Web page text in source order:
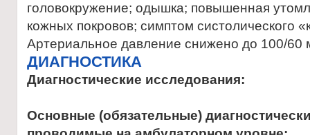
головокружение; одышка; повышенная
кожных покровов; симптом систолического
Артериальное давление снижено до 100/60
ДИАГНОСТИКА
Диагностические исследования:
Основные (обязательные)